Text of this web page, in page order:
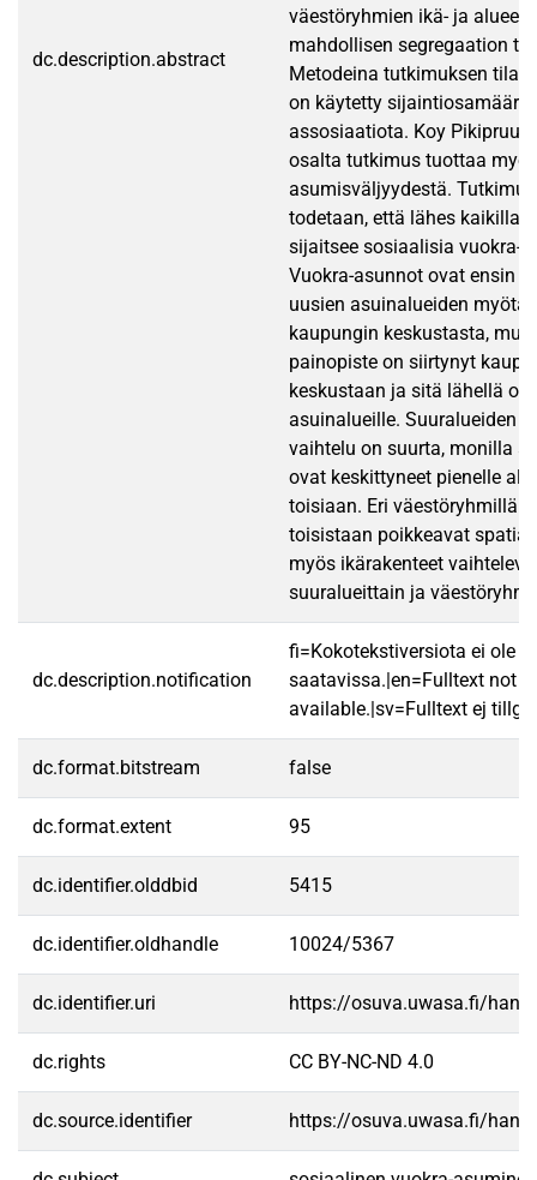
dc.description.abstract
väestöryhmien ikä- ja
mahdollisen segregaation
Metodeina tutkimuksen
on käytetty
assosiaatiota. Koy
osalta tutkimus tuottaa
asumisväljyydestä.
todetaan, että lähes kaikilla
sijaitsee sosiaalisia vuokra-
Vuokra-asunnot ovat ensin
uusien asuinalueiden myötä
kaupungin keskustasta,
painopiste on siirtynyt
keskustaan ja sitä lähellä
asuinalueille. Suuralueiden
vaihtelu on suurta, monilla
ovat keskittyneet pienelle
toisiaan. Eri väestöryhmillä
toisistaan poikkeavat
myös ikärakenteet
suuralueittain ja
dc.description.notification
fi=Kokotekstiversiota ei ole
saatavissa.|en=Fulltext not
available.|sv=Fulltext ej
dc.format.bitstream false
dc.format.extent 95
dc.identifier.olddbid 5415
dc.identifier.oldhandle 10024/5367
dc.identifier.uri https://osuva.uwasa.fi/
dc.rights CC BY-NC-ND 4.0
dc.source.identifier https://osuva.uwasa.fi/